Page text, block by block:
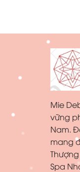
Mie
vững
Nam.
mang
Spa